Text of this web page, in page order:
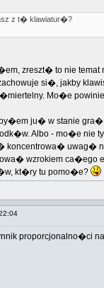
z t� klawiatur�?
zreszt� to nie temat
si�, jakby
Mo�e
by�em ju� w stanie
Albo - mo�e nie
koncentrowa� uwag�
wzrokiem
kt�ry tu pomo�e?
proporcjonalno�ci